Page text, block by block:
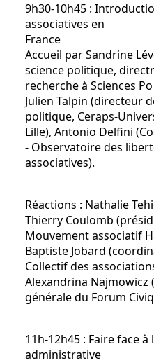
9h30-10h45 :
associatives en
France
Accueil par Sandrine
science politique,
recherche à Sciences
Julien Talpin (directeur
politique, Ceraps-
Lille), Antonio Delfini
- Observatoire des
associatives).
Réactions : Nathalie
Thierry Coulomb
Mouvement associatif
Baptiste Jobard
Collectif des
Alexandrina Najmowicz
générale du Forum
11h-12h45 : Faire face
administrative